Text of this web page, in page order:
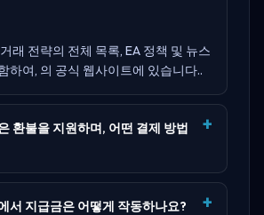
래 전략의 전체 목록, EA 정책 및 뉴스
하여, 의 공식 웹사이트에 있습니다..
환불을 지원하며, 어떤 결제 방법
서 지급금은 어떻게 작동하나요?